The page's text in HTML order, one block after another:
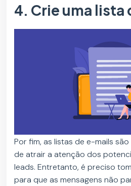
4. Crie uma lista
Por fim, as listas de e-mails
de atrair a atenção dos
leads. Entretanto, é preciso
para que as mensagens não